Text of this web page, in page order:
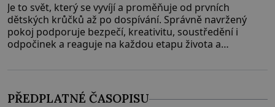
Je to svět, který se vyvíjí a proměňuje od prvních
dětských krůčků až po dospívání. Správně navržený
pokoj podporuje bezpečí, kreativitu, soustředění i
odpočinek a reaguje na každou etapu života a
Předškolní věk je
PŘEDPLATNÉ ČASOPISU